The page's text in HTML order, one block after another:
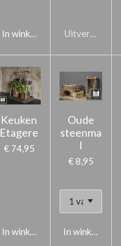
In winkelwagen Uitverkocht
Keuken
Etagere
€ 74,95
In winkelwagen
Oude
steenma
l
€ 8,95
In winkelwagen